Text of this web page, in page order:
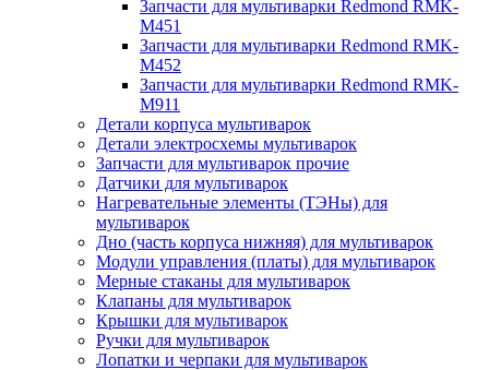
Запчасти для мультиварки Redmond RMK-
M451
Запчасти для мультиварки Redmond RMK-
M452
Запчасти для мультиварки Redmond RMK-
M911
Детали корпуса мультиварок
Детали электросхемы мультиварок
Запчасти для мультиварок прочие
Датчики для мультиварок
Нагревательные элементы (ТЭНы) для
мультиварок
Дно (часть корпуса нижняя) для мультиварок
Модули управления (платы) для мультиварок
Мерные стаканы для мультиварок
Клапаны для мультиварок
Крышки для мультиварок
Ручки для мультиварок
Лопатки и черпаки для мультиварок